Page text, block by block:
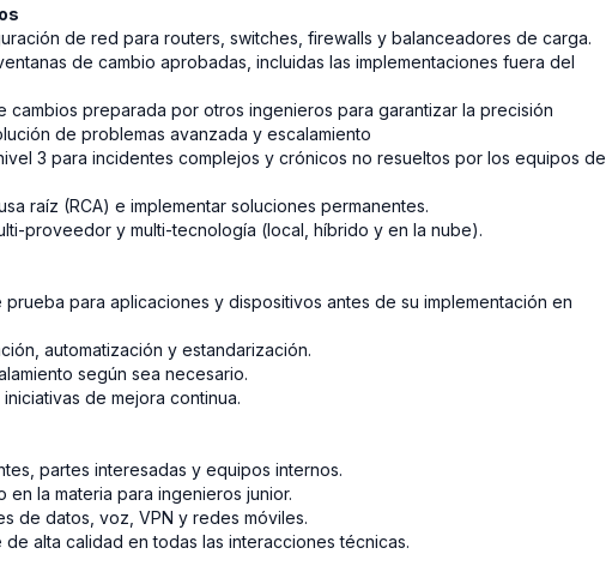
de red para routers, switches, firewalls y balanceadores de carga.
de cambio aprobadas, incluidas las implementaciones fuera del
cambios preparada por otros ingenieros para garantizar la precisión
de problemas avanzada y escalamiento
3 para incidentes complejos y crónicos no resueltos por los equipos de
raíz (RCA) e implementar soluciones permanentes.
proveedor y multi-tecnología (local, híbrido y en la nube).
para aplicaciones y dispositivos antes de su implementación en
automatización y estandarización.
según sea necesario.
de mejora continua.
partes interesadas y equipos internos.
la materia para ingenieros junior.
de datos, voz, VPN y redes móviles.
alta calidad en todas las interacciones técnicas.